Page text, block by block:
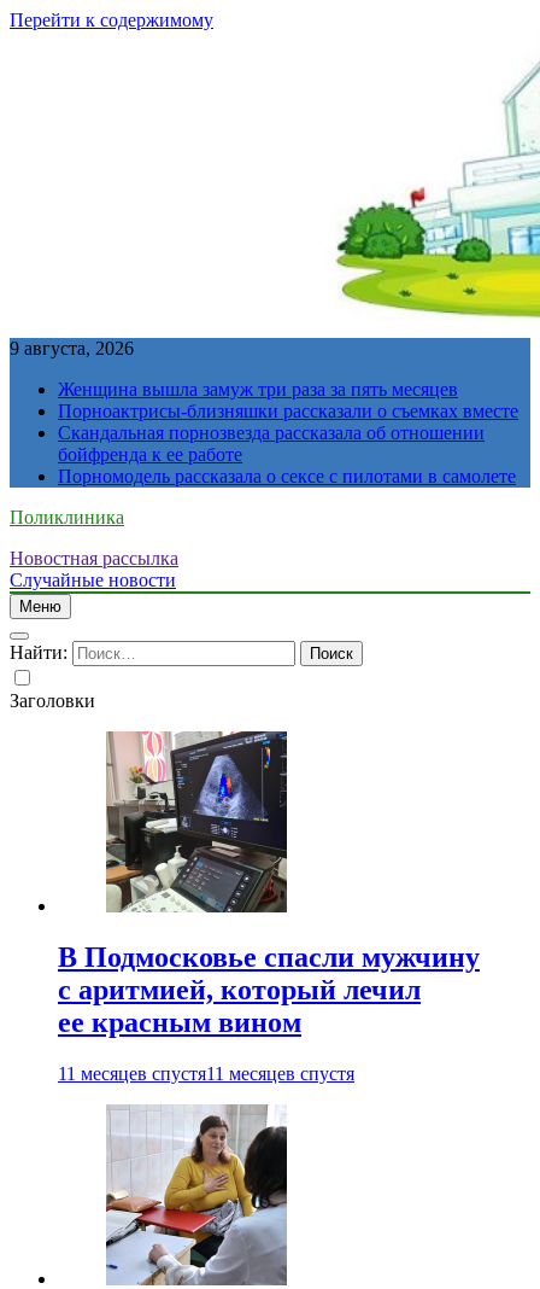
Перейти к содержимому
9 августа, 2026
Женщина вышла замуж три раза за пять месяцев
Порноактрисы-близняшки рассказали о съемках вместе
Скандальная порнозвезда рассказала об отношении
бойфренда к ее работе
Порномодель рассказала о сексе с пилотами в самолете
Поликлиника
Новостная рассылка
Случайные новости
Меню
Найти:
Заголовки
В Подмосковье спасли мужчину
с аритмией, который лечил
ее красным вином
11 месяцев спустя11 месяцев спустя